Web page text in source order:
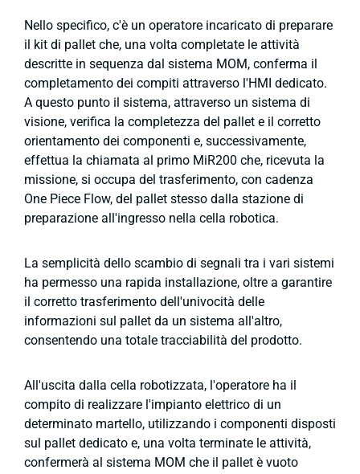
Nello specifico, c'è un operatore incaricato di preparare
il kit di pallet che, una volta completate le attività
descritte in sequenza dal sistema MOM, conferma il
completamento dei compiti attraverso l'HMI dedicato.
A questo punto il sistema, attraverso un sistema di
visione, verifica la completezza del pallet e il corretto
orientamento dei componenti e, successivamente,
effettua la chiamata al primo MiR200 che, ricevuta la
missione, si occupa del trasferimento, con cadenza
One Piece Flow, del pallet stesso dalla stazione di
preparazione all'ingresso nella cella robotica.
La semplicità dello scambio di segnali tra i vari sistemi
ha permesso una rapida installazione, oltre a garantire
il corretto trasferimento dell'univocità delle
informazioni sul pallet da un sistema all'altro,
consentendo una totale tracciabilità del prodotto.
All'uscita dalla cella robotizzata, l'operatore ha il
compito di realizzare l'impianto elettrico di un
determinato martello, utilizzando i componenti disposti
sul pallet dedicato e, una volta terminate le attività,
confermerà al sistema MOM che il pallet è vuoto